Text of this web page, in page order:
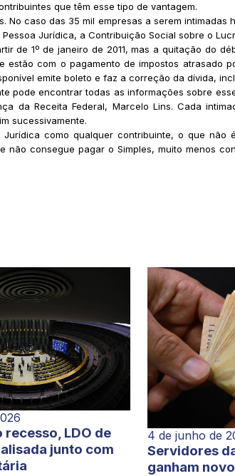
que têm esse tipo de vantagem.
caso das 35 mil empresas a serem
Jurídica, a Contribuição Social sobre o
de 1º de janeiro de 2011, mas a quitação do
com o pagamento de impostos atrasado
emite boleto e faz a correção da dívida,
pode encontrar todas as informações sobre
da Receita Federal, Marcelo Lins. Cada
sucessivamente.
como qualquer contribuinte, o que não
consegue pagar o Simples, muito menos
LDO de
junto com
4 de junho de
Servidores
ganham